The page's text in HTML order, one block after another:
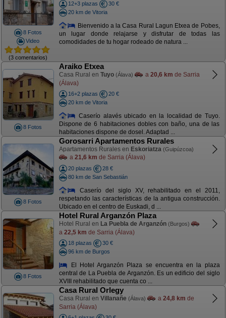
8 Fotos
Video
(3 comentarios)
12+3 plazas
30 €
20 km de Vitoria
Bienvenido a la Casa Rural Lagun Etxea de Pobes,
un lugar donde relajarse y disfrutar de todas las
comodidades de tu hogar rodeado de natura ...
8 Fotos
Araiko Etxea
Casa Rural en Tuyo (Álava) a 20,6 km de Sarria
(Álava)
16+2 plazas
20 €
20 km de Vitoria
Caserío alavés ubicado en la localidad de Tuyo.
Dispone de 6 habitaciones dobles con baño, una de las
habitaciones dispone de dosel. Adaptad ...
8 Fotos
Gorosarri Apartamentos Rurales
Apartamentos Rurales en Eskoriatza (Guipúzcoa)
a 21,6 km de Sarria (Álava)
20 plazas
28 €
80 km de San Sebastián
Caserío del siglo XV, rehabilitado en el 2011,
respetando las características de la antigua construcción.
Ubicado en el centro de Euskadi, d ...
8 Fotos
Hotel Rural Arganzón Plaza
Hotel Rural en La Puebla de Arganzón (Burgos)
a 22,5 km de Sarria (Álava)
18 plazas
30 €
96 km de Burgos
El Hotel Arganzón Plaza se encuentra en la plaza
central de La Puebla de Arganzón. Es un edificio del siglo
XVIII rehabilitado que cuenta co ...
Casa Rural Orlegy
Casa Rural en Villanañe (Álava) a 24,8 km de
Sarria (Álava)